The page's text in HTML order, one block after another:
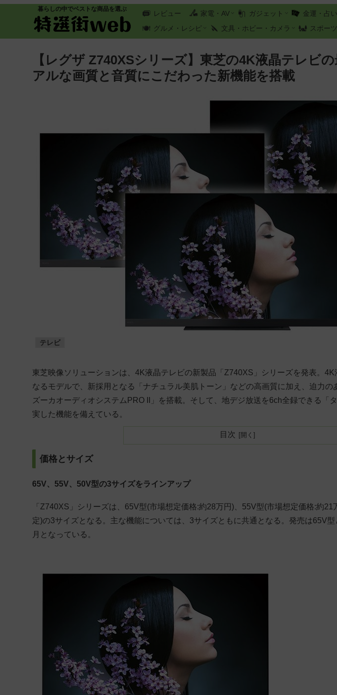
暮らしの中でベストな商品を選ぶ
レビュー 家電・AV ガジェット 金運・占い
グルメ・レシピ
文具・ホビー・カメラ スポー
【レグザ Z740XSシリーズ】東芝の4K液晶テレビ
アルな画質と音質にこだわった新機能を搭載
テレビ
東芝映像ソリューションは、4K液晶テレビの新製品「Z740XS」シリーズを発表。4K
なるモデルで、新採用となる「ナチュラル美肌トーン」などの高画質に加え、迫力の
ズーカオーディオシステムPRO II」を搭載。そして、地デジ放送を6ch全録できる「
実した機能を備えている。
目次
価格とサイズ
65V、55V、50V型の3サイズをラインアップ
「Z740XS」シリーズは、65V型(市場想定価格:約28万円)、55V型(市場想定価格:約
定)の3サイズとなる。主な機能については、3サイズともに共通となる。発売は65V
月となっている。